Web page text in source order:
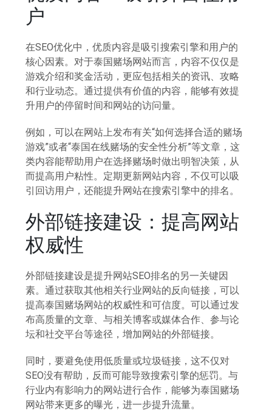
户
在SEO优化中，优质内容是吸引搜索引擎和用户的
核心因素。对于泰国赌场网站而言，内容不仅仅是
游戏介绍和奖金活动，更应包括相关的资讯、攻略
和行业动态。通过提供有价值的内容，能够有效提
升用户的停留时间和网站的访问量。
例如，可以在网站上发布有关“如何选择合适的赌场
游戏”或者“泰国在线赌场的安全性分析”等文章，这
类内容能帮助用户在选择赌场时做出明智决策，从
而提高用户粘性。定期更新网站内容，不仅可以吸
引回访用户，还能提升网站在搜索引擎中的排名。
外部链接建设：提高网站
权威性
外部链接建设是提升网站SEO排名的另一关键因
素。通过获取其他相关行业网站的反向链接，可以
提高泰国赌场网站的权威性和可信度。可以通过发
布高质量的文章、与相关博客或媒体合作、参与论
坛和社交平台等途径，增加网站的外部链接。
同时，要避免使用低质量或垃圾链接，这不仅对
SEO没有帮助，反而可能导致搜索引擎的惩罚。与
行业内有影响力的网站进行合作，能够为泰国赌场
网站带来更多的曝光，进一步提升流量。